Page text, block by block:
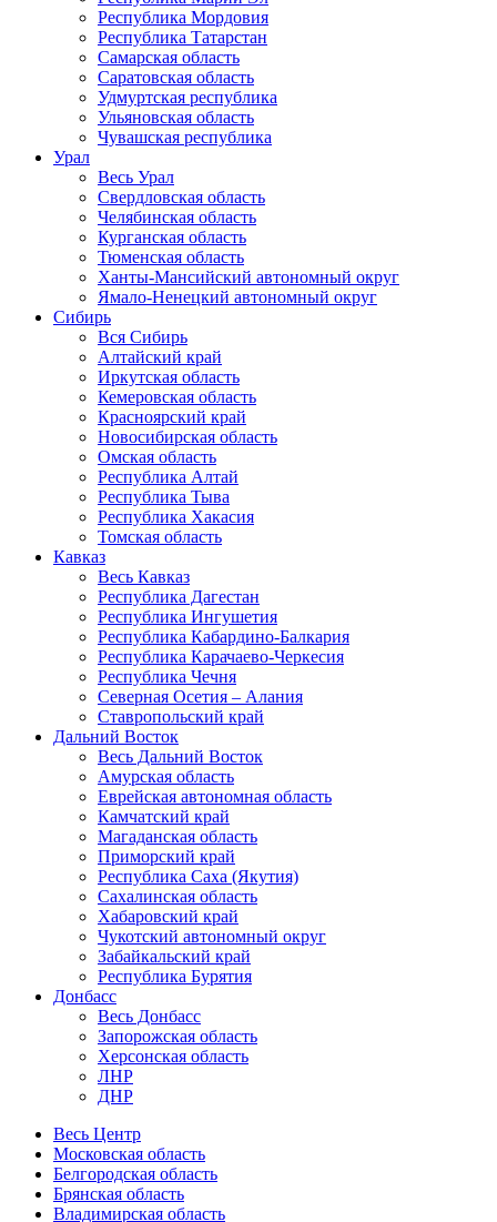
Республика Мордовия
Республика Татарстан
Самарская область
Саратовская область
Удмуртская республика
Ульяновская область
Чувашская республика
Урал
Весь Урал
Свердловская область
Челябинская область
Курганская область
Тюменская область
Ханты-Мансийский автономный округ
Ямало-Ненецкий автономный округ
Сибирь
Вся Сибирь
Алтайский край
Иркутская область
Кемеровская область
Красноярский край
Новосибирская область
Омская область
Республика Алтай
Республика Тыва
Республика Хакасия
Томская область
Кавказ
Весь Кавказ
Республика Дагестан
Республика Ингушетия
Республика Кабардино-Балкария
Республика Карачаево-Черкесия
Республика Чечня
Северная Осетия – Алания
Ставропольский край
Дальний Восток
Весь Дальний Восток
Амурская область
Еврейская автономная область
Камчатский край
Магаданская область
Приморский край
Республика Саха (Якутия)
Сахалинская область
Хабаровский край
Чукотский автономный округ
Забайкальский край
Республика Бурятия
Донбасс
Весь Донбасс
Запорожская область
Херсонская область
ЛНР
ДНР
Весь Центр
Московская область
Белгородская область
Брянская область
Владимирская область